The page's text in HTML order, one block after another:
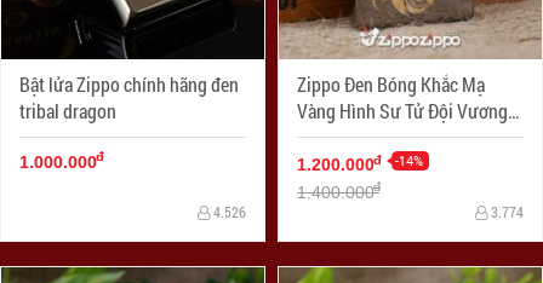
Bật lửa Zippo chính hãng đen
tribal dragon
1.000.000đ
4.526
Zippo Đen Bóng Khắc Mạ
Vàng Hình Sư Tử Đội Vương
Miện (260)
1.200.000đ -14%
1.400.000đ
3.774